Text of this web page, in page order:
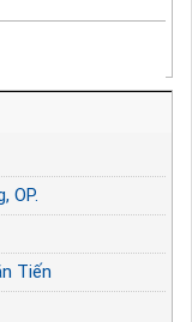
OP.
Tiến